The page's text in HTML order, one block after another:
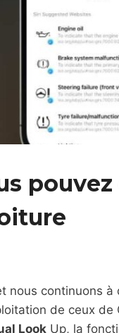
nous continuons
de ceux de
Look Up, la